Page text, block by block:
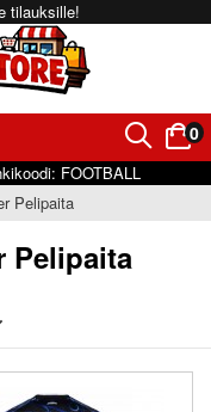
tilauksille!
󰂨 0
󰃠
FOOTBALL
Pelipaita
Pelipaita